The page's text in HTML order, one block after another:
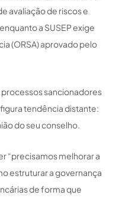
avaliação de riscos e
a SUSEP exige
(ORSA) aprovado pelo
processos sancionadores
tendência distante:
do seu conselho.
“precisamos melhorar a
estruturar a governança
de forma que